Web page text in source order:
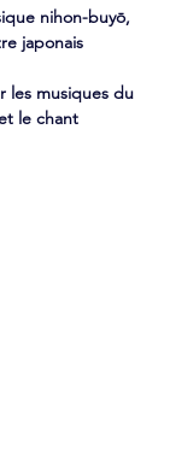
nihon-buyō,
japonais
les musiques du
le chant